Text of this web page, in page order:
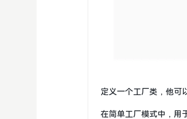
定义一个工厂类，他可
在简单工厂模式中，用